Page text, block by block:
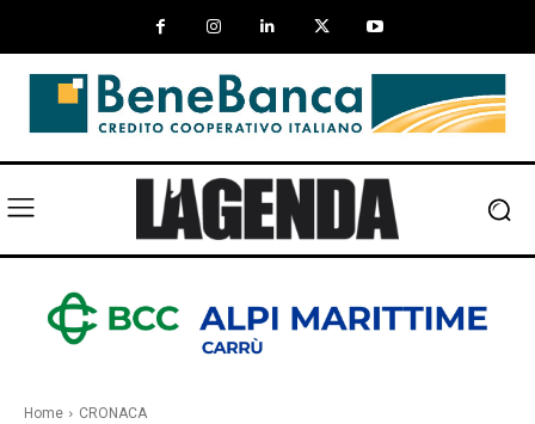
Home CRONACA